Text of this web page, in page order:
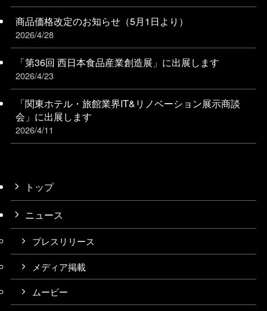
商品価格改定のお知らせ（5月1日より）
2026/4/28
「第36回 西日本食品産業創造展」に出展します
2026/4/23
「関東ホテル・旅館業界IT&リノベーション展⽰商談
会」に出展します
2026/4/11
トップ
ニュース
プレスリリース
メディア掲載
ムービー